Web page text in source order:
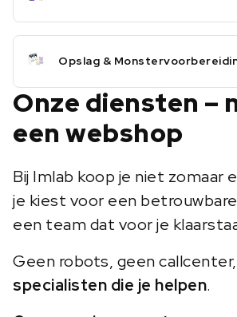
Opslag &
Onze diensten –
een webshop
Bij Imlab koop je niet zomaar
je kiest voor een
een team dat voor je
Geen robots, geen
specialisten die je helpen.